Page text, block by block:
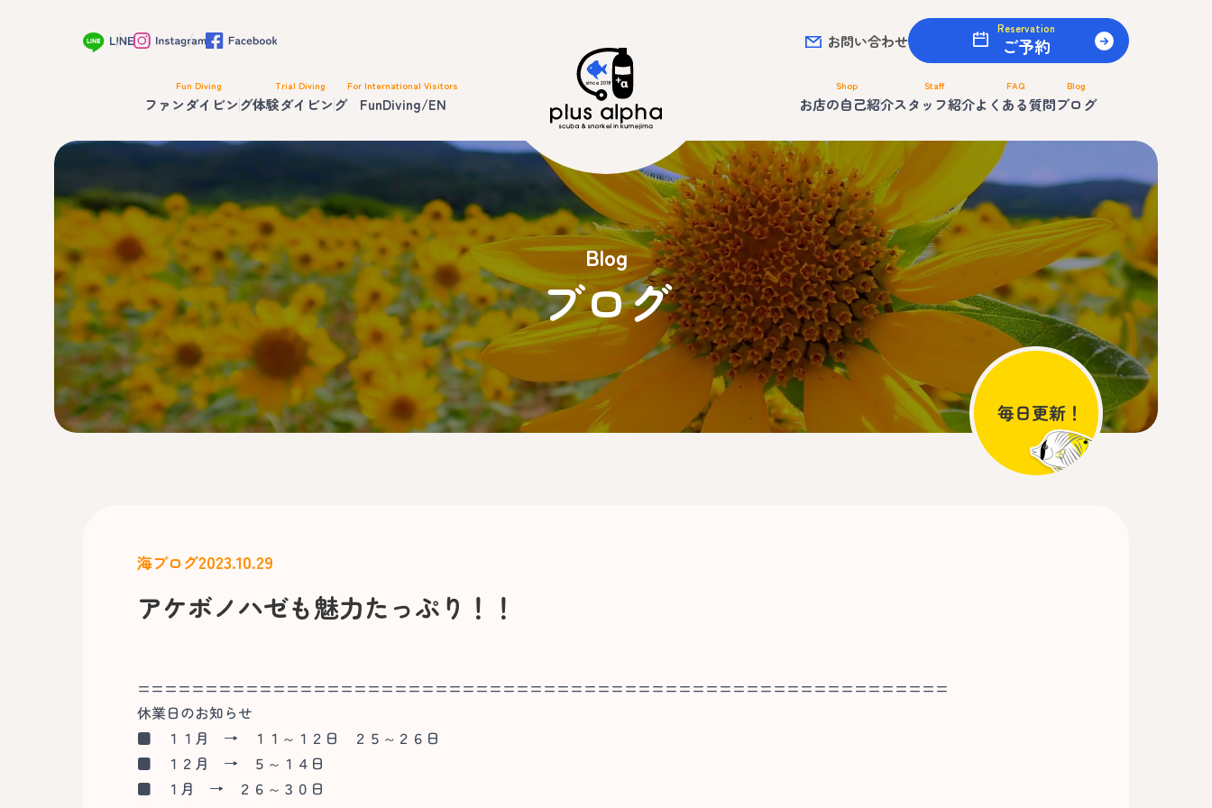
お問い合わせ
Reservation
ご予約
Fun Diving
ファンダイビング
Trial Diving
体験ダイビング
For International Visitors
FunDiving/EN
Shop
お店の自己紹介
Staff
スタッフ紹介
FAQ
よくある質問
Blog
ブログ
Blog
ブログ
海ブログ2023.10.29
アケボノハゼも魅力たっぷり！！
============================================================
休業日のお知らせ
■ １１月 → １１～１２日 ２５～２６日
■ １２月 → ５～１４日
■ １月 → ２６～３０日